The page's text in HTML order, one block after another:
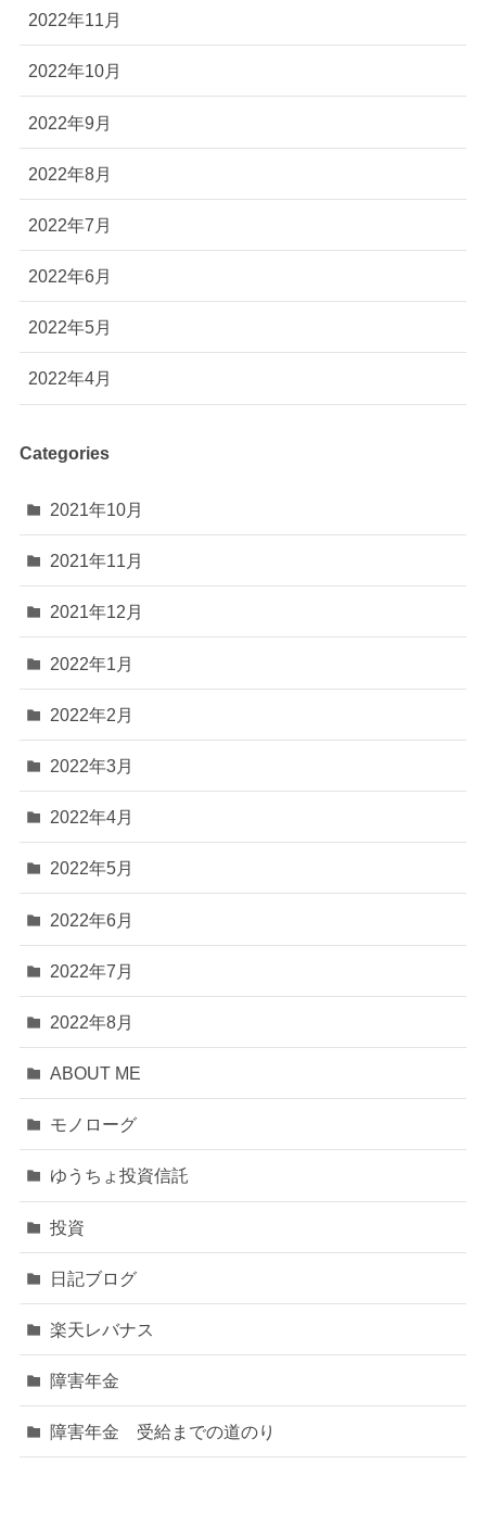
2022年11月
2022年10月
2022年9月
2022年8月
2022年7月
2022年6月
2022年5月
2022年4月
Categories
2021年10月
2021年11月
2021年12月
2022年1月
2022年2月
2022年3月
2022年4月
2022年5月
2022年6月
2022年7月
2022年8月
ABOUT ME
モノローグ
ゆうちょ投資信託
投資
日記ブログ
楽天レバナス
障害年金
障害年金 受給までの道のり